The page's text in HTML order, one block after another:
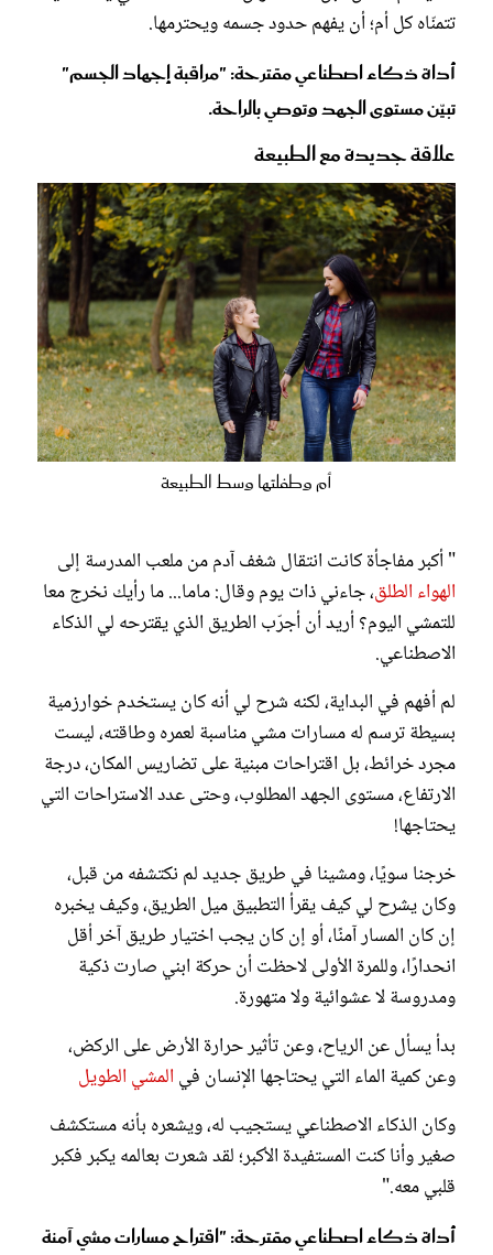
تتمنّاه كل أم؛ أن يفهم حدود جسمه ويحترمها.
أداة ذكاء اصطناعي مقترحة: "مراقبة إجهاد الجسم"
تبيّن مستوى الجهد وتوصي بالراحة.
علاقة جديدة مع الطبيعة
أم وطفلتها وسط الطبيعة
" أكبر مفاجأة كانت انتقال شغف آدم من ملعب المدرسة إلى
الهواء الطلق، جاءني ذات يوم وقال: ماما... ما رأيك نخرج معا
للتمشي اليوم؟ أريد أن أجرّب الطريق الذي يقترحه لي الذكاء
الاصطناعي.
لم أفهم في البداية، لكنه شرح لي أنه كان يستخدم خوارزمية
بسيطة ترسم له مسارات مشي مناسبة لعمره وطاقته، ليست
مجرد خرائط، بل اقتراحات مبنية على تضاريس المكان، درجة
الارتفاع، مستوى الجهد المطلوب، وحتى عدد الاستراحات التي
يحتاجها!
خرجنا سويًا، ومشينا في طريق جديد لم نكتشفه من قبل،
وكان يشرح لي كيف يقرأ التطبيق ميل الطريق، وكيف يخبره
إن كان المسار آمنًا، أو إن كان يجب اختيار طريق آخر أقل
انحدارًا، وللمرة الأولى لاحظت أن حركة ابني صارت ذكية
ومدروسة لا عشوائية ولا متهورة.
بدأ يسأل عن الرياح، وعن تأثير حرارة الأرض على الركض،
وعن كمية الماء التي يحتاجها الإنسان في المشي الطويل
وكان الذكاء الاصطناعي يستجيب له، ويشعره بأنه مستكشف
صغير وأنا كنت المستفيدة الأكبر؛ لقد شعرت بعالمه يكبر فكبر
قلبي معه."
أداة ذكاء اصطناعي مقترحة: "اقتراح مسارات مشي آمنة